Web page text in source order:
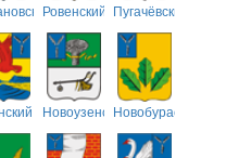
Ровенский Пугачёвский
НовоузенскийНовобурасский